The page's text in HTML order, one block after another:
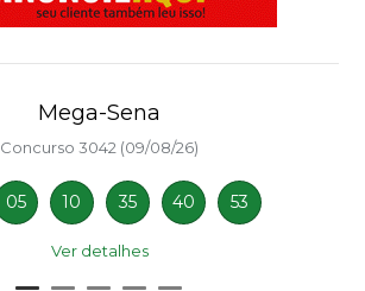
Mega-Sena
Concurso 3042 (09/08/26)
05 10 35 40 53
Ver detalhes